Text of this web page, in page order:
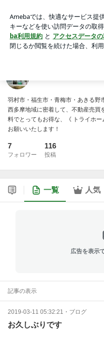
アプリをダウンロードして ブ
ょう。
羽村市・福生市・青梅市・あきる野
西多摩地域に密着して、不動産売買
料でとってもお得な、《 トライホ
お願いいたします！
7
フォロワー
116
投稿
一覧 人気
広告を表示
記事の表示
2019-03-11 05:32:21 ・ ブログ
お久しぶりです